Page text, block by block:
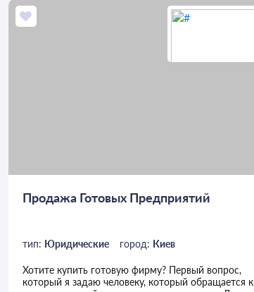
Продажа Готовых Предприятий
тип: Юридические город: Киев
Хотите купить готовую фирму? Первый вопрос,
который я задаю человеку, который обращается к